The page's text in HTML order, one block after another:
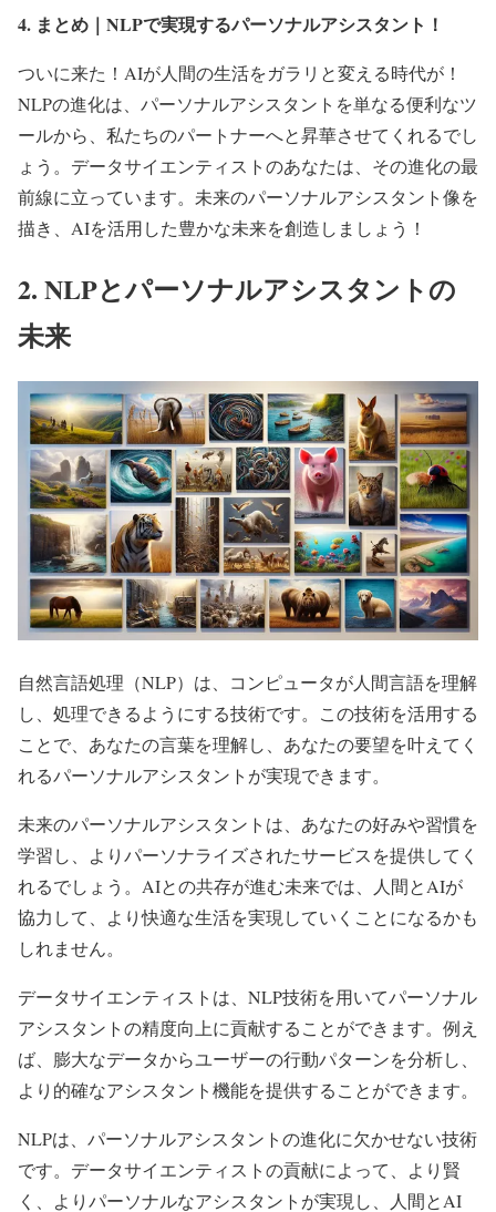
4. まとめ｜NLPで実現するパーソナルアシスタント！
ついに来た！AIが人間の生活をガラリと変える時代が！
NLPの進化は、パーソナルアシスタントを単なる便利なツ
ールから、私たちのパートナーへと昇華させてくれるでし
ょう。データサイエンティストのあなたは、その進化の最
前線に立っています。未来のパーソナルアシスタント像を
描き、AIを活用した豊かな未来を創造しましょう！
2. NLPとパーソナルアシスタントの
未来
自然言語処理（NLP）は、コンピュータが人間言語を理解
し、処理できるようにする技術です。この技術を活用する
ことで、あなたの言葉を理解し、あなたの要望を叶えてく
れるパーソナルアシスタントが実現できます。
未来のパーソナルアシスタントは、あなたの好みや習慣を
学習し、よりパーソナライズされたサービスを提供してく
れるでしょう。AIとの共存が進む未来では、人間とAIが
協力して、より快適な生活を実現していくことになるかも
しれません。
データサイエンティストは、NLP技術を用いてパーソナル
アシスタントの精度向上に貢献することができます。例え
ば、膨大なデータからユーザーの行動パターンを分析し、
より的確なアシスタント機能を提供することができます。
NLPは、パーソナルアシスタントの進化に欠かせない技術
です。データサイエンティストの貢献によって、より賢
く、よりパーソナルなアシスタントが実現し、人間とAI